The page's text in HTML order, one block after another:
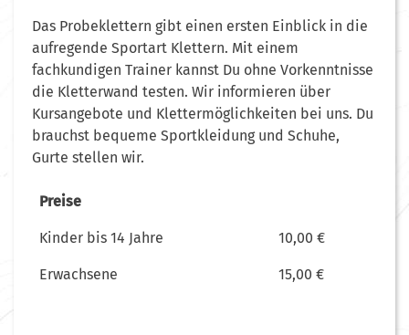
Das Probeklettern gibt einen ersten Einblick in die
aufregende Sportart Klettern. Mit einem
fachkundigen Trainer kannst Du ohne Vorkenntnisse
die Kletterwand testen. Wir informieren über
Kursangebote und Klettermöglichkeiten bei uns. Du
brauchst bequeme Sportkleidung und Schuhe,
Gurte stellen wir.
Preise
Kinder bis 14 Jahre 10,00 €
Erwachsene 15,00 €